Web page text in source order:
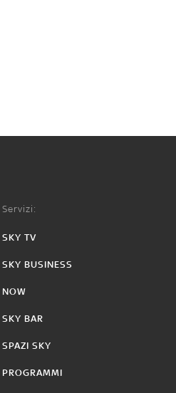
Servizi:
SKY TV
SKY BUSINESS
NOW
SKY BAR
SPAZI SKY
PROGRAMMI